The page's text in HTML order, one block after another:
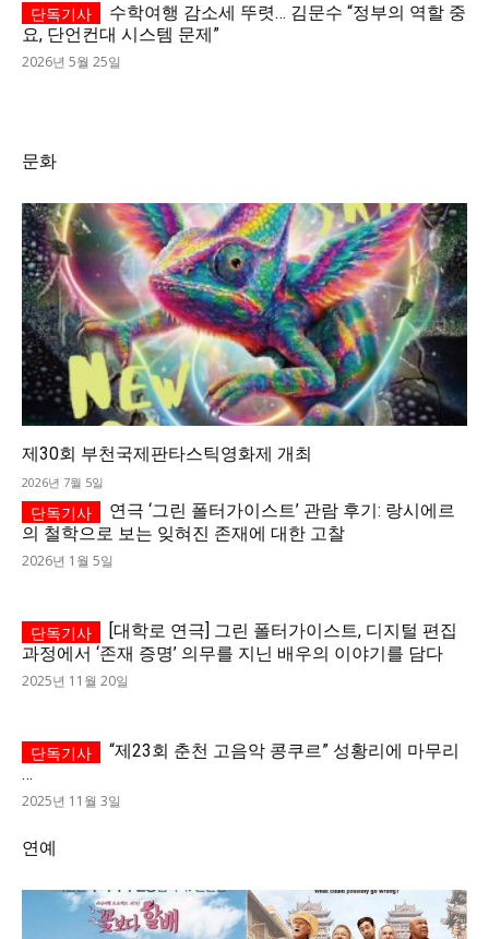
수학여행 감소세 뚜렷… 김문수 “정부의 역할 중
요, 단언컨대 시스템 문제”
2026년 5월 25일
문화
제30회 부천국제판타스틱영화제 개최
2026년 7월 5일
연극 ‘그린 폴터가이스트’ 관람 후기: 랑시에르
의 철학으로 보는 잊혀진 존재에 대한 고찰
2026년 1월 5일
[대학로 연극] 그린 폴터가이스트, 디지털 편집
과정에서 ‘존재 증명’ 의무를 지닌 배우의 이야기를 담다
2025년 11월 20일
“제23회 춘천 고음악 콩쿠르” 성황리에 마무리
…
2025년 11월 3일
연예